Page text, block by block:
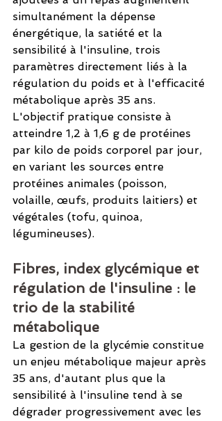
simultanément la dépense
énergétique, la satiété et la
sensibilité à l'insuline, trois
paramètres directement liés à la
régulation du poids et à l'efficacité
métabolique après 35 ans.
L'objectif pratique consiste à
atteindre 1,2 à 1,6 g de protéines
par kilo de poids corporel par jour,
en variant les sources entre
protéines animales (poisson,
volaille, œufs, produits laitiers) et
végétales (tofu, quinoa,
légumineuses).
Fibres, index glycémique et
régulation de l'insuline : le
trio de la stabilité
métabolique
La gestion de la glycémie constitue
un enjeu métabolique majeur après
35 ans, d'autant plus que la
sensibilité à l'insuline tend à se
dégrader progressivement avec les